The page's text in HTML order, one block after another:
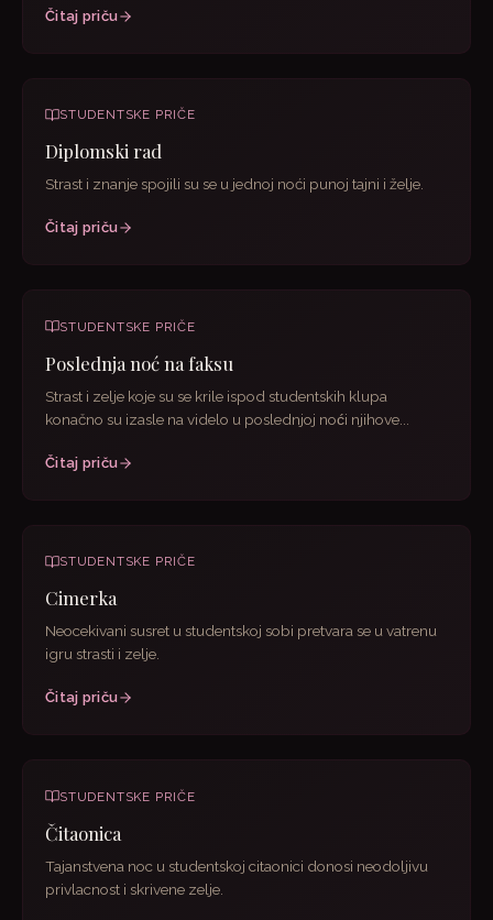
Čitaj priču
STUDENTSKE PRIČE
Diplomski rad
Strast i znanje spojili su se u jednoj noći punoj tajni i želje.
Čitaj priču
STUDENTSKE PRIČE
Poslednja noć na faksu
Strast i zelje koje su se krile ispod studentskih klupa
konačno su izasle na videlo u poslednjoj noći njihove...
Čitaj priču
STUDENTSKE PRIČE
Cimerka
Neocekivani susret u studentskoj sobi pretvara se u vatrenu
igru strasti i zelje.
Čitaj priču
STUDENTSKE PRIČE
Čitaonica
Tajanstvena noc u studentskoj citaonici donosi neodoljivu
privlacnost i skrivene zelje.